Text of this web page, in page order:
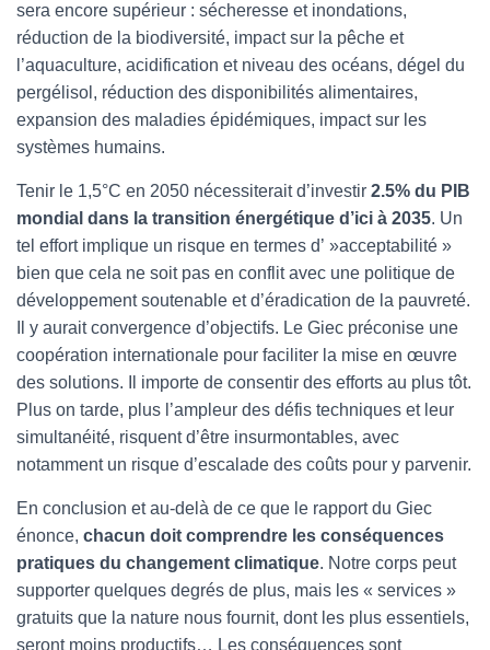
sera encore supérieur : sécheresse et inondations,
réduction de la biodiversité, impact sur la pêche et
l’aquaculture, acidification et niveau des océans, dégel du
pergélisol, réduction des disponibilités alimentaires,
expansion des maladies épidémiques, impact sur les
systèmes humains.
Tenir le 1,5°C en 2050 nécessiterait d’investir 2.5% du PIB
mondial dans la transition énergétique d’ici à 2035. Un
tel effort implique un risque en termes d’ »acceptabilité »
bien que cela ne soit pas en conflit avec une politique de
développement soutenable et d’éradication de la pauvreté.
Il y aurait convergence d’objectifs. Le Giec préconise une
coopération internationale pour faciliter la mise en œuvre
des solutions. Il importe de consentir des efforts au plus tôt.
Plus on tarde, plus l’ampleur des défis techniques et leur
simultanéité, risquent d’être insurmontables, avec
notamment un risque d’escalade des coûts pour y parvenir.
En conclusion et au-delà de ce que le rapport du Giec
énonce, chacun doit comprendre les conséquences
pratiques du changement climatique. Notre corps peut
supporter quelques degrés de plus, mais les « services »
gratuits que la nature nous fournit, dont les plus essentiels,
seront moins productifs… Les conséquences sont